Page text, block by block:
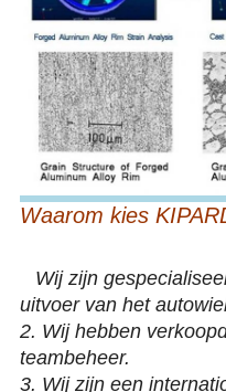
Waarom kies
Wij zijn
uitvoer van het
2. Wij hebben
teambeheer.
3. Wij zijn een